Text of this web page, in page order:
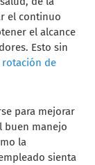
el continuo
el alcance
Esto sin
rotación de
para mejorar
buen manejo
la
sienta